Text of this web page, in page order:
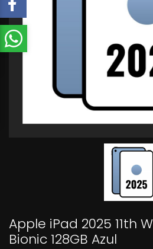
Apple iPad 2025 11th
Bionic 128GB Azul